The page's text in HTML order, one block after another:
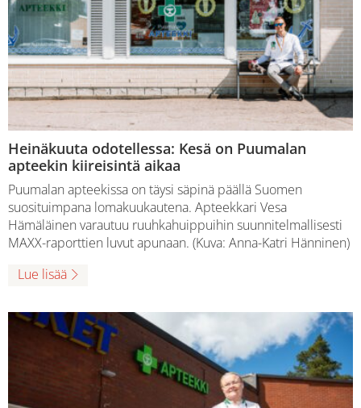
Heinäkuuta odotellessa: Kesä on Puumalan
apteekin kiireisintä aikaa
Puumalan apteekissa on täysi säpinä päällä Suomen
suosituimpana lomakuukautena. Apteekkari Vesa
Hämäläinen varautuu ruuhkahuippuihin suunnitelmallisesti
MAXX-raporttien luvut apunaan. (Kuva: Anna-Katri Hänninen)
Lue lisää